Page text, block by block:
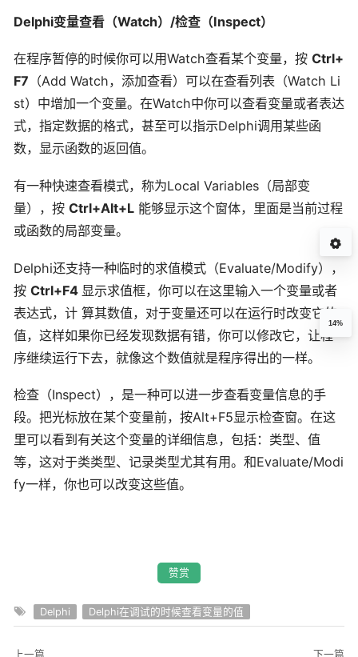
Delphi变量查看（Watch）/检查（Inspect）
在程序暂停的时候你可以用Watch查看某个变量，按 Ctrl+
F7 （Add Watch，添加查看）可以在查看列表（Watch Li
st）中增加一个变量。在Watch中你可以查看变量或者表达
式，指定数据的格式，甚至可以指示Delphi调用某些函
数，显示函数的返回值。
有一种快速查看模式，称为Local Variables（局部变
量），按 Ctrl+Alt+L 能够显示这个窗体，里面是当前过程
或函数的局部变量。
Delphi还支持一种临时的求值模式（Evaluate/Modify），
按 Ctrl+F4 显示求值框，你可以在这里输入一个变量或者
表达式，计 算其数值，对于变量还可以在运行时改变它的
值，这样如果你已经发现数据有错，你可以修改它，让程
序继续运行下去，就像这个数值就是程序得出的一样。
检查（Inspect），是一种可以进一步查看变量信息的手
段。把光标放在某个变量前，按Alt+F5显示检查窗。在这
里可以看到有关这个变量的详细信息，包括：类型、值
等，这对于类类型、记录类型尤其有用。和Evaluate/Modi
fy一样，你也可以改变这些值。
赞赏
Delphi Delphi在调试的时候查看变量的值
上一篇 下一篇
14%